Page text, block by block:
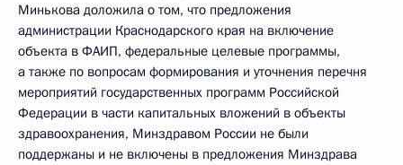
Минькова доложила о том, что предложения
администрации Краснодарского края на включение
объекта в ФАИП, федеральные целевые программы,
а также по вопросам формирования и уточнения перечня
мероприятий государственных программ Российской
Федерации в части капитальных вложений в объекты
здравоохранения, Минздравом России не были
поддержаны и не включены в предложения Минздрава